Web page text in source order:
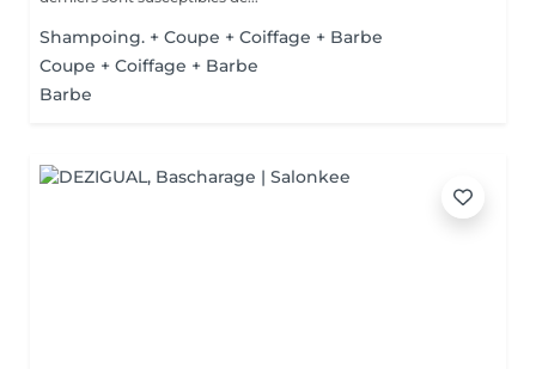
Shampoing. + Coupe + Coiffage + Barbe
Coupe + Coiffage + Barbe
Barbe